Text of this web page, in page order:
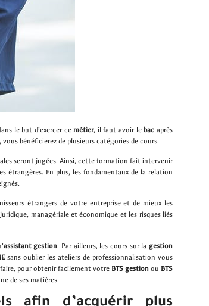
le but d’exercer ce métier, il faut avoir le bac après
bénéficierez de plusieurs catégories de cours.
seront jugées. Ainsi, cette formation fait intervenir
étrangères. En plus, les fondamentaux de la relation
étrangers de votre entreprise et de mieux les
managériale et économique et les risques liés
assistant gestion. Par ailleurs, les cours sur lagestion
sans oublier les ateliers de professionnalisation vous
pour obtenir facilement votre BTS gestion ou BTS
de ses matières.